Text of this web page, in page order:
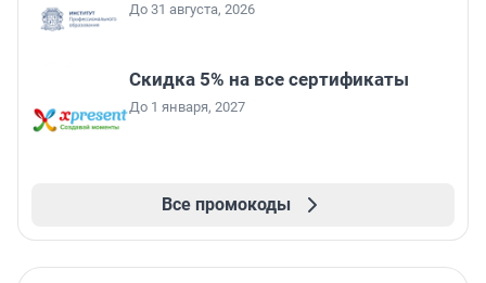
До 31 августа, 2026
Скидка 5% на все сертификаты
До 1 января, 2027
Все промокоды